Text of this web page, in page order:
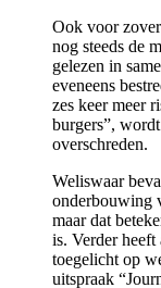
Ook voor
nog steeds de
gelezen in
eveneens
zes keer meer
burgers”,
overschreden.
Weliswaar
onderbouwing
maar dat
is. Verder heeft
toegelicht op
uitspraak